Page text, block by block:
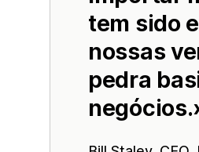
tem sido
nossas
pedra
negócios.